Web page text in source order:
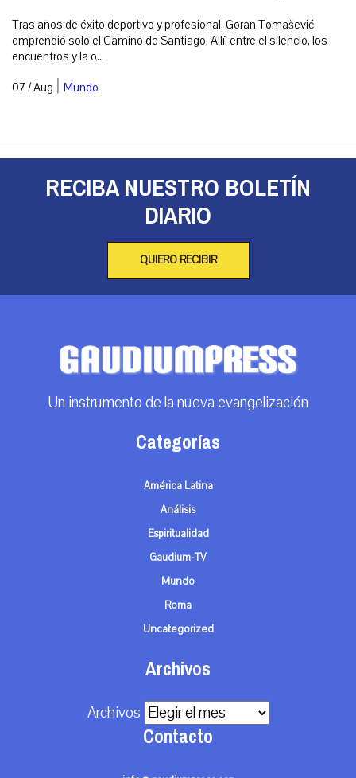
Tras años de éxito deportivo y profesional, Goran Tomašević
emprendió solo el Camino de Santiago. Allí, entre el silencio, los
encuentros y la o...
07 / Aug | Mundo
RECIBA NUESTRO BOLETÍN
DIARIO
QUIERO RECIBIR
Un instrumento de la nueva evangelización
Categorías
América Latina
Análisis
Espiritualidad
Gaudium-TV
Mundo
Roma
Uncategorized
Archivos
Archivos
Contacto